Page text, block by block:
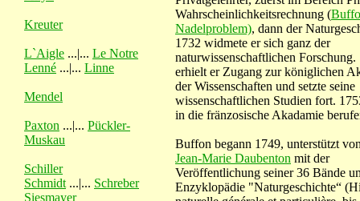
Kreuter
L`Aigle ...|... Le Notre
Lenné ...|... Linne
Mendel
Paxton ...|... Pückler-
Muskau
Schiller
Schmidt ...|... Schreber
Siesmayer
Wahrscheinlichkeitsrechnung (
Nadelproblem), dann der
1732 widmete er sich ganz der
naturwissenschaftlichen Forschung.
erhielt er Zugang zur königlichen
der Wissenschaften und setzte seine
wissenschaftlichen Studien fort.
in die fränzosische Akadamie
Buffon begann 1749, unterstützt
Jean-Marie Daubenton mit der
Veröffentlichung seiner 36 Bände
Enzyklopädie "Naturgeschichte“